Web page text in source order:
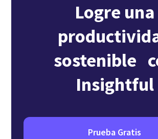
Logre una
sostenible
Insightful
Prueba Gratis